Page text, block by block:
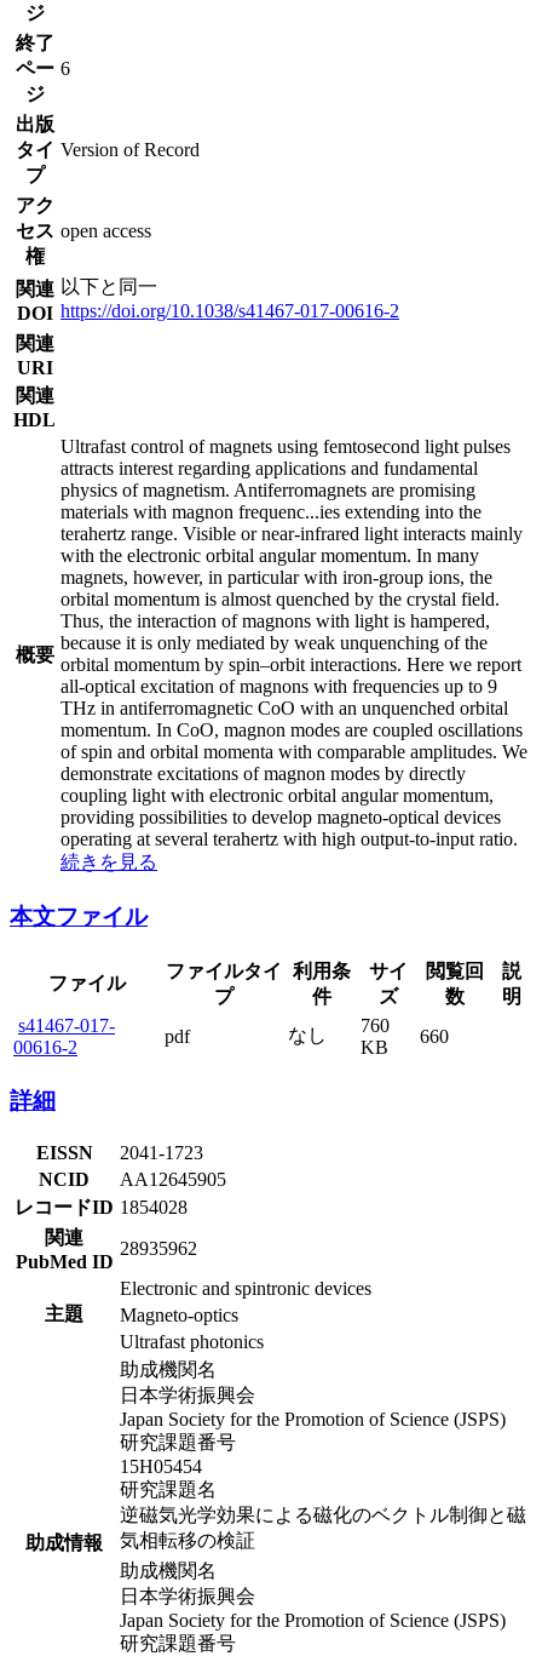
ジ
終了
ペー
ジ
6
出版
タイ
プ
Version of Record
アク
セス
権
open access
関連
DOI
以下と同一
https://doi.org/10.1038/s41467-017-00616-2
関連
URI
関連
HDL
概要
Ultrafast control of magnets using femtosecond light pulses
attracts interest regarding applications and fundamental
physics of magnetism. Antiferromagnets are promising
materials with magnon frequenc...ies extending into the
terahertz range. Visible or near-infrared light interacts mainly
with the electronic orbital angular momentum. In many
magnets, however, in particular with iron-group ions, the
orbital momentum is almost quenched by the crystal field.
Thus, the interaction of magnons with light is hampered,
because it is only mediated by weak unquenching of the
orbital momentum by spin–orbit interactions. Here we report
all-optical excitation of magnons with frequencies up to 9
THz in antiferromagnetic CoO with an unquenched orbital
momentum. In CoO, magnon modes are coupled oscillations
of spin and orbital momenta with comparable amplitudes. We
demonstrate excitations of magnon modes by directly
coupling light with electronic orbital angular momentum,
providing possibilities to develop magneto-optical devices
operating at several terahertz with high output-to-input ratio.
続きを見る
本文ファイル
ファイル
ファイルタイ
プ
利用条
件
サイ
ズ
閲覧回
数
説
明
s41467-017-
00616-2
pdf なし
760
KB
660
詳細
EISSN
2041-1723
NCID
AA12645905
レコードID 1854028
関連
PubMed ID
28935962
主題
Electronic and spintronic devices
Magneto-optics
Ultrafast photonics
助成情報
助成機関名
日本学術振興会
Japan Society for the Promotion of Science (JSPS)
研究課題番号
15H05454
研究課題名
逆磁気光学効果による磁化のベクトル制御と磁
気相転移の検証
助成機関名
日本学術振興会
Japan Society for the Promotion of Science (JSPS)
研究課題番号